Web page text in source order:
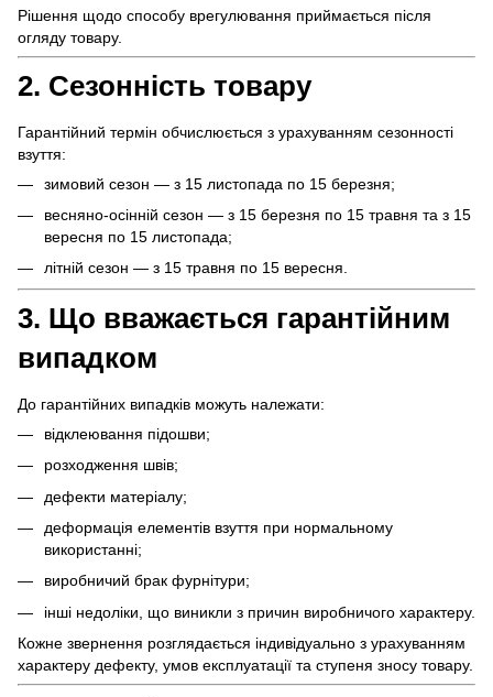
Рішення щодо способу врегулювання приймається після
огляду товару.
2. Сезонність товару
Гарантійний термін обчислюється з урахуванням сезонності
взуття:
зимовий сезон — з 15 листопада по 15 березня;
весняно-осінній сезон — з 15 березня по 15 травня та з 15
вересня по 15 листопада;
літній сезон — з 15 травня по 15 вересня.
3. Що вважається гарантійним
випадком
До гарантійних випадків можуть належати:
відклеювання підошви;
розходження швів;
дефекти матеріалу;
деформація елементів взуття при нормальному
використанні;
виробничий брак фурнітури;
інші недоліки, що виникли з причин виробничого характеру.
Кожне звернення розглядається індивідуально з урахуванням
характеру дефекту, умов експлуатації та ступеня зносу товару.